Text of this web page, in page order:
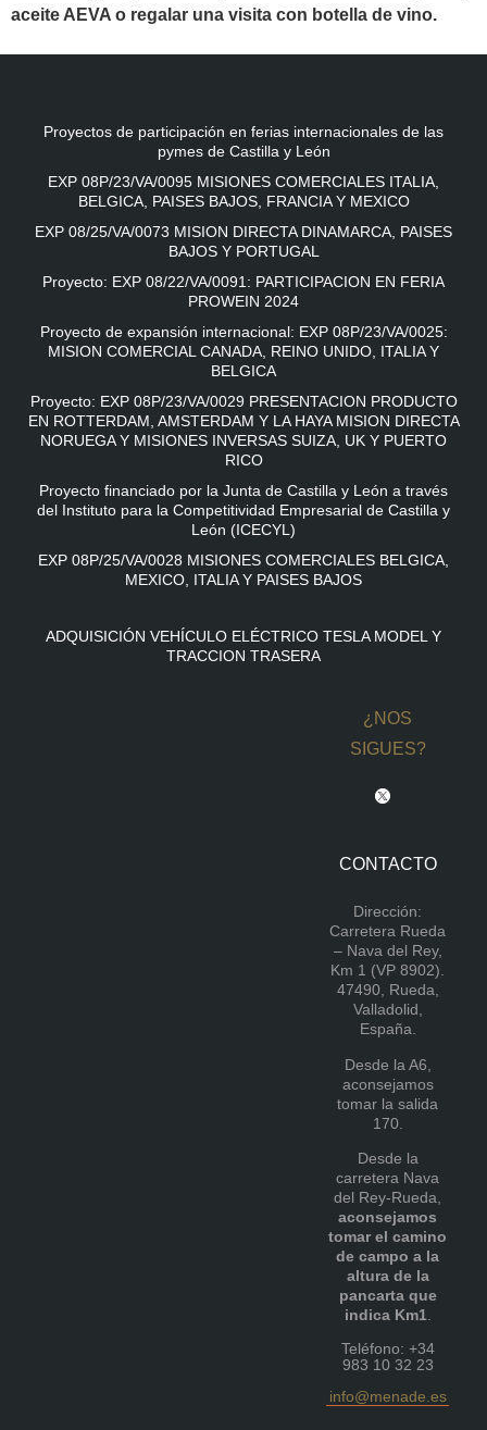
aceite AEVA o regalar una visita con botella de vino.
Proyectos de participación en ferias internacionales de las
pymes de Castilla y León
EXP 08P/23/VA/0095 MISIONES COMERCIALES ITALIA,
BELGICA, PAISES BAJOS, FRANCIA Y MEXICO
EXP 08/25/VA/0073 MISION DIRECTA DINAMARCA, PAISES
BAJOS Y PORTUGAL
Proyecto: EXP 08/22/VA/0091: PARTICIPACION EN FERIA
PROWEIN 2024
Proyecto de expansión internacional: EXP 08P/23/VA/0025:
MISION COMERCIAL CANADA, REINO UNIDO, ITALIA Y
BELGICA
Proyecto: EXP 08P/23/VA/0029 PRESENTACION PRODUCTO
EN ROTTERDAM, AMSTERDAM Y LA HAYA MISION DIRECTA
NORUEGA Y MISIONES INVERSAS SUIZA, UK Y PUERTO
RICO
Proyecto financiado por la Junta de Castilla y León a través
del Instituto para la Competitividad Empresarial de Castilla y
León (ICECYL)
EXP 08P/25/VA/0028 MISIONES COMERCIALES BELGICA,
MEXICO, ITALIA Y PAISES BAJOS
ADQUISICIÓN VEHÍCULO ELÉCTRICO TESLA MODEL Y
TRACCION TRASERA
¿NOS
SIGUES?
CONTACTO
Dirección:
Carretera Rueda
– Nava del Rey,
Km 1 (VP 8902).
47490, Rueda,
Valladolid,
España.
Desde la A6,
aconsejamos
tomar la salida
170.
Desde la
carretera Nava
del Rey-Rueda,
aconsejamos
tomar el camino
de campo a la
altura de la
pancarta que
indica Km1.
Teléfono: +34
983 10 32 23
info@menade.es